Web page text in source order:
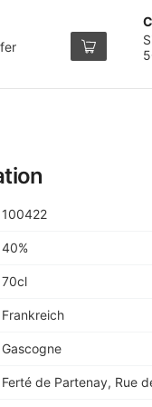
100422
40%
70cl
Frankreich
Gascogne
Ferté de Partenay, Rue